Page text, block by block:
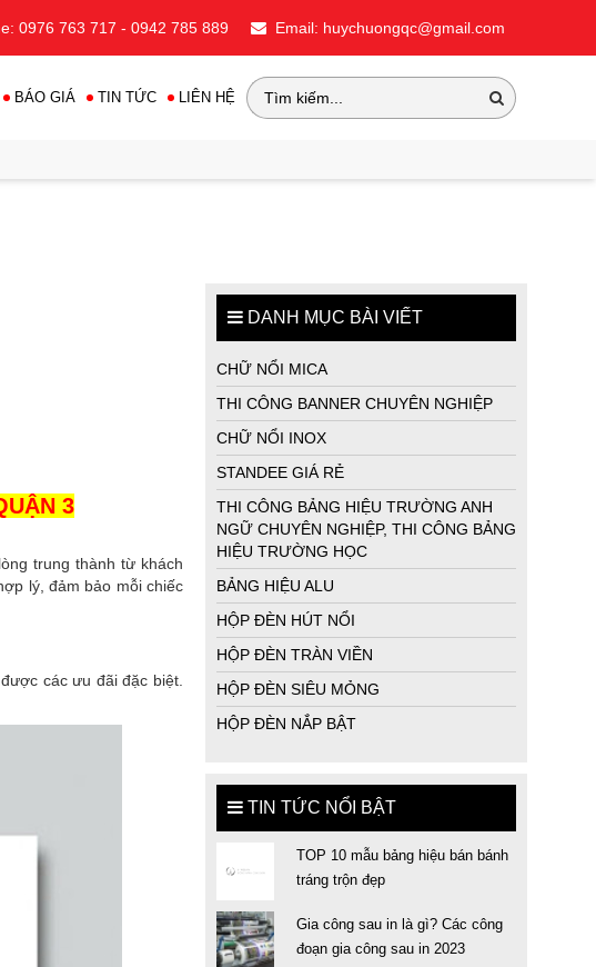
0976 763 717 - 0942 785 889 Email: huychuongqc@gmail.com
BÁO GIÁ TIN TỨC LIÊN HỆ
3
trung thành từ khách
lý, đảm bảo mỗi chiếc
các ưu đãi đặc biệt.
DANH MỤC BÀI VIẾT
CHỮ NỔI MICA
THI CÔNG BANNER CHUYÊN NGHIỆP
CHỮ NỔI INOX
STANDEE GIÁ RẺ
THI CÔNG BẢNG HIỆU TRƯỜNG ANH
NGỮ CHUYÊN NGHIỆP, THI CÔNG BẢNG
HIỆU TRƯỜNG HỌC
BẢNG HIỆU ALU
HỘP ĐÈN HÚT NỔI
HỘP ĐÈN TRÀN VIỀN
HỘP ĐÈN SIÊU MỎNG
HỘP ĐÈN NẮP BẬT
TIN TỨC NỔI BẬT
TOP 10 mẫu bảng hiệu bán bánh
tráng trộn đẹp
Gia công sau in là gì? Các công
đoạn gia công sau in 2023